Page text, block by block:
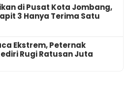
di Pusat Kota Jombang,
3 Hanya Terima Satu
Ekstrem, Peternak
Rugi Ratusan Juta